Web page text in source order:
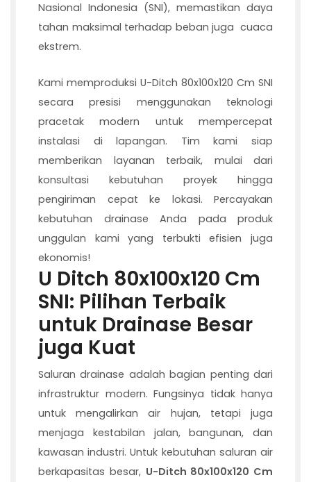
Nasional Indonesia (SNI), memastikan daya
tahan maksimal terhadap beban juga cuaca
ekstrem.
Kami memproduksi U-Ditch 80x100x120 Cm SNI
secara presisi menggunakan teknologi
pracetak modern untuk mempercepat
instalasi di lapangan. Tim kami siap
memberikan layanan terbaik, mulai dari
konsultasi kebutuhan proyek hingga
pengiriman cepat ke lokasi. Percayakan
kebutuhan drainase Anda pada produk
unggulan kami yang terbukti efisien juga
ekonomis!
U Ditch 80x100x120 Cm
SNI: Pilihan Terbaik
untuk Drainase Besar
juga Kuat
Saluran drainase adalah bagian penting dari
infrastruktur modern. Fungsinya tidak hanya
untuk mengalirkan air hujan, tetapi juga
menjaga kestabilan jalan, bangunan, dan
kawasan industri. Untuk kebutuhan saluran air
berkapasitas besar, U-Ditch 80x100x120 Cm